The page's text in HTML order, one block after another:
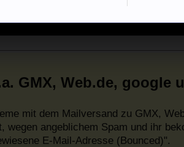
GMX, Web.de, google
mit dem Mailversand zu GMX,
angeblichem Spam und ihr
E-Mail-Adresse (Bounced)".